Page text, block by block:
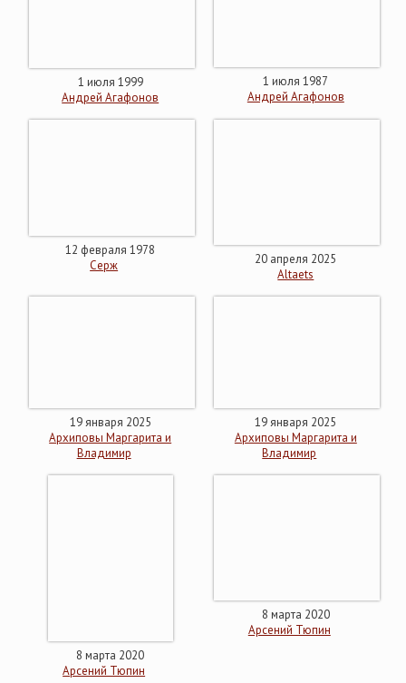
1 июля 1999
Андрей Агафонов
1 июля 1987
Андрей Агафонов
12 февраля 1978
Серж
20 апреля 2025
Altaets
19 января 2025
Архиповы Маргарита и
Владимир
19 января 2025
Архиповы Маргарита и
Владимир
8 марта 2020
Арсений Тюпин
8 марта 2020
Арсений Тюпин